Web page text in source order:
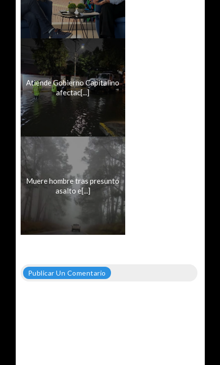
Atiende Gobierno Capitalino
afectac[...]
Muere hombre tras presunto
asalto e[...]
Publicar Un Comentario